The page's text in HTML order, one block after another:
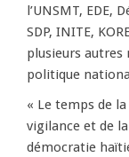
l’UNSMT,
SDP, INITE,
plusieurs autres
politique
« Le temps de
vigilance et de
démocratie